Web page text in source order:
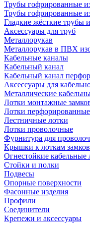
Трубы гофрированные
Трубы гофрированные
Гладкие жёсткие трубы
Аксессуары для труб
Металлорукав
Металлорукав в ПВХ
Кабельные каналы
Кабельный канал
Кабельный канал
Аксессуары для
Металлические
Лотки монтажные
Лотки
Лестничные лотки
Лотки проволочные
Фурнитура для
Крышки к лоткам
Огнестойкие кабельные
Стойки и полки
Подвесы
Опорные поверхности
Фасонные изделия
Профили
Соединители
Крепежи и аксессуары